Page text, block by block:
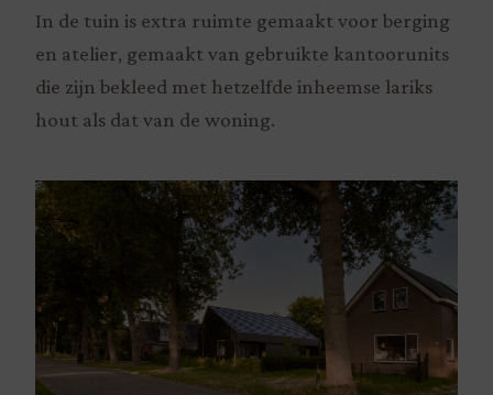
In de tuin is extra ruimte gemaakt voor berging
en atelier, gemaakt van gebruikte kantoorunits
die zijn bekleed met hetzelfde inheemse lariks
hout als dat van de woning.